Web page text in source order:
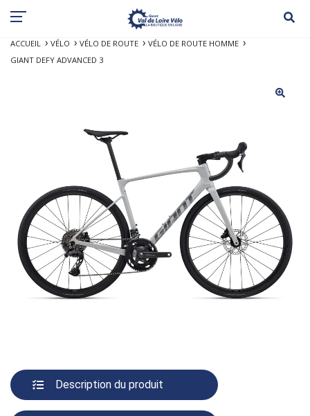
ACCUEIL VÉLO VÉLO DE ROUTE
VÉLO DE ROUTE HOMME
GIANT DEFY ADVANCED 3
Description du produit